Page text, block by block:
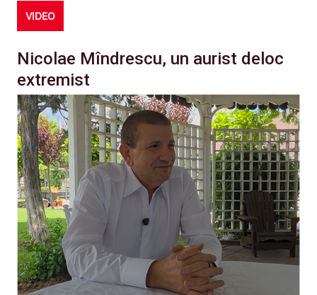
VIDEO
Nicolae Mîndrescu, un aurist deloc
extremist